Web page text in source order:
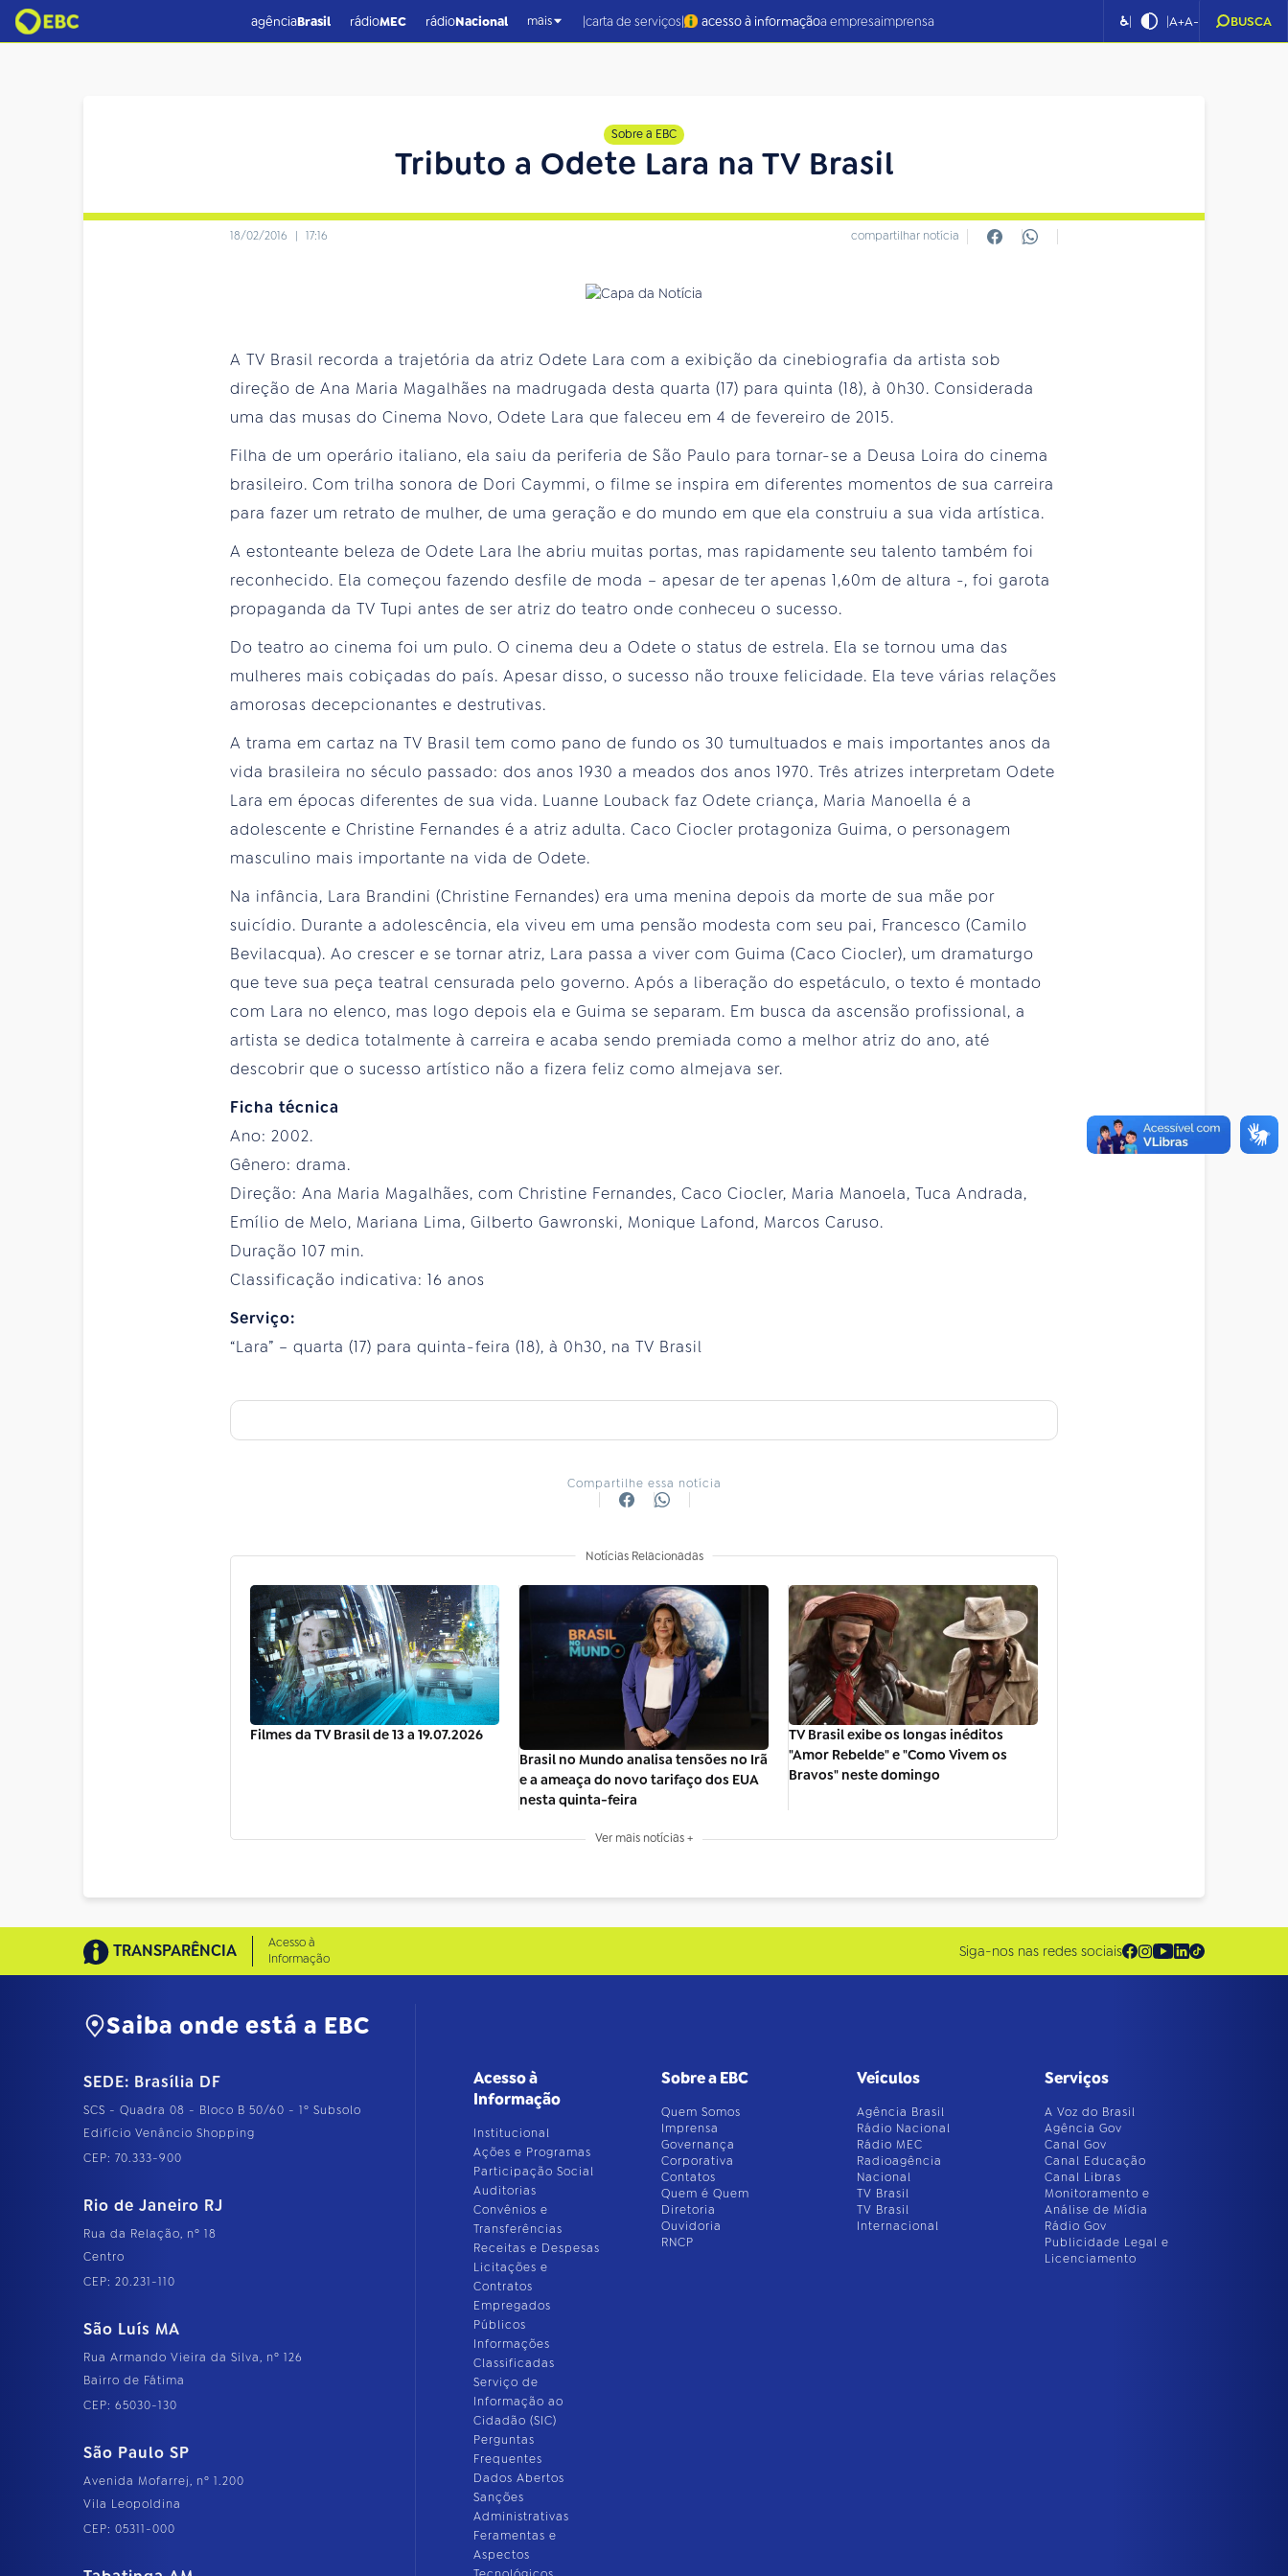
agênciaBrasil rádioMEC rádioNacional mais |carta de serviços| acesso à informaçãoa empresaimprensa ♿| |A+A- BUSCA
Sobre a EBC
Tributo a Odete Lara na TV Brasil
18/02/2016 | 17:16 compartilhar notícia
A TV Brasil recorda a trajetória da atriz Odete Lara com a exibição da cinebiografia da artista sob
direção de Ana Maria Magalhães na madrugada desta quarta (17) para quinta (18), à 0h30. Considerada
uma das musas do Cinema Novo, Odete Lara que faleceu em 4 de fevereiro de 2015.
Filha de um operário italiano, ela saiu da periferia de São Paulo para tornar-se a Deusa Loira do cinema
brasileiro. Com trilha sonora de Dori Caymmi, o filme se inspira em diferentes momentos de sua carreira
para fazer um retrato de mulher, de uma geração e do mundo em que ela construiu a sua vida artística.
A estonteante beleza de Odete Lara lhe abriu muitas portas, mas rapidamente seu talento também foi
reconhecido. Ela começou fazendo desfile de moda – apesar de ter apenas 1,60m de altura -, foi garota
propaganda da TV Tupi antes de ser atriz do teatro onde conheceu o sucesso.
Do teatro ao cinema foi um pulo. O cinema deu a Odete o status de estrela. Ela se tornou uma das
mulheres mais cobiçadas do país. Apesar disso, o sucesso não trouxe felicidade. Ela teve várias relações
amorosas decepcionantes e destrutivas.
A trama em cartaz na TV Brasil tem como pano de fundo os 30 tumultuados e mais importantes anos da
vida brasileira no século passado: dos anos 1930 a meados dos anos 1970. Três atrizes interpretam Odete
Lara em épocas diferentes de sua vida. Luanne Louback faz Odete criança, Maria Manoella é a
adolescente e Christine Fernandes é a atriz adulta. Caco Ciocler protagoniza Guima, o personagem
masculino mais importante na vida de Odete.
Na infância, Lara Brandini (Christine Fernandes) era uma menina depois da morte de sua mãe por
suicídio. Durante a adolescência, ela viveu em uma pensão modesta com seu pai, Francesco (Camilo
Bevilacqua). Ao crescer e se tornar atriz, Lara passa a viver com Guima (Caco Ciocler), um dramaturgo
que teve sua peça teatral censurada pelo governo. Após a liberação do espetáculo, o texto é montado
com Lara no elenco, mas logo depois ela e Guima se separam. Em busca da ascensão profissional, a
artista se dedica totalmente à carreira e acaba sendo premiada como a melhor atriz do ano, até
descobrir que o sucesso artístico não a fizera feliz como almejava ser.
Ficha técnica
Ano: 2002.
Gênero: drama.
Direção: Ana Maria Magalhães, com Christine Fernandes, Caco Ciocler, Maria Manoela, Tuca Andrada,
Emílio de Melo, Mariana Lima, Gilberto Gawronski, Monique Lafond, Marcos Caruso.
Duração 107 min.
Classificação indicativa: 16 anos
Serviço:
“Lara” – quarta (17) para quinta-feira (18), à 0h30, na TV Brasil
Compartilhe essa notícia
Notícias Relacionadas
Filmes da TV Brasil de 13 a 19.07.2026
Brasil no Mundo analisa tensões no Irã
e a ameaça do novo tarifaço dos EUA
nesta quinta-feira
TV Brasil exibe os longas inéditos
"Amor Rebelde" e "Como Vivem os
Bravos" neste domingo
Ver mais notícias +
TRANSPARÊNCIA
Acesso à
Informação
Siga-nos nas redes sociais
Saiba onde está a EBC
SEDE: Brasília DF
SCS - Quadra 08 - Bloco B 50/60 - 1º Subsolo
Edifício Venâncio Shopping
CEP: 70.333-900
Rio de Janeiro RJ
Rua da Relação, nº 18
Centro
CEP: 20.231-110
São Luís MA
Rua Armando Vieira da Silva, nº 126
Bairro de Fátima
CEP: 65030-130
São Paulo SP
Avenida Mofarrej, nº 1.200
Vila Leopoldina
CEP: 05311-000
Acesso à
Informação
Institucional
Ações e Programas
Participação Social
Auditorias
Convênios e
Transferências
Receitas e Despesas
Licitações e
Contratos
Empregados
Públicos
Informações
Classificadas
Serviço de
Informação ao
Cidadão (SIC)
Perguntas
Frequentes
Dados Abertos
Sanções
Administrativas
Feramentas e
Aspectos
Sobre a EBC
Quem Somos
Imprensa
Governança
Corporativa
Contatos
Quem é Quem
Diretoria
Ouvidoria
RNCP
Veículos
Agência Brasil
Rádio Nacional
Rádio MEC
Radioagência
Nacional
TV Brasil
TV Brasil
Internacional
Serviços
A Voz do Brasil
Agência Gov
Canal Gov
Canal Educação
Canal Libras
Monitoramento e
Análise de Mídia
Rádio Gov
Publicidade Legal e
Licenciamento